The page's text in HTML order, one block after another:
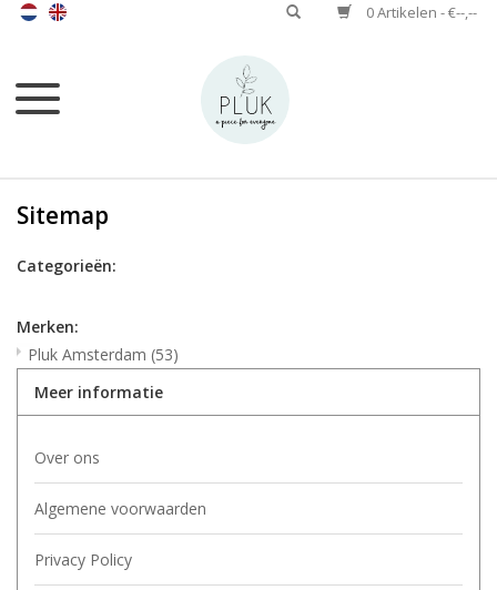
0 Artikelen - €--,--
Sitemap
Categorieën:
Merken:
Pluk Amsterdam (53)
Meer informatie
Over ons
Algemene voorwaarden
Privacy Policy